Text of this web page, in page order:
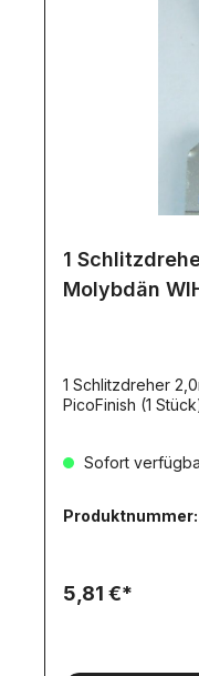
1
Molybdän
1 Schlitzdreher
PicoFinish (1
Sofort
Produktnummer:
5,81 €*